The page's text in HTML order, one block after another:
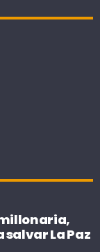
La Paz